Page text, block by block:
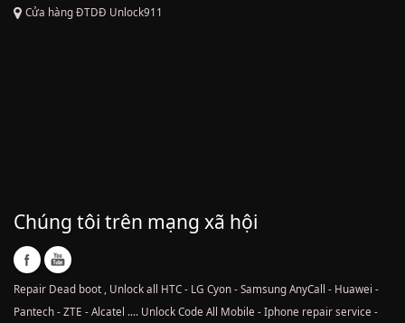
Cửa hàng ĐTDĐ Unlock911
Chúng tôi trên mạng xã hội
Repair Dead boot , Unlock all HTC - LG Cyon - Samsung AnyCall - Huawei -
Pantech - ZTE - Alcatel .... Unlock Code All Mobile - Iphone repair service -